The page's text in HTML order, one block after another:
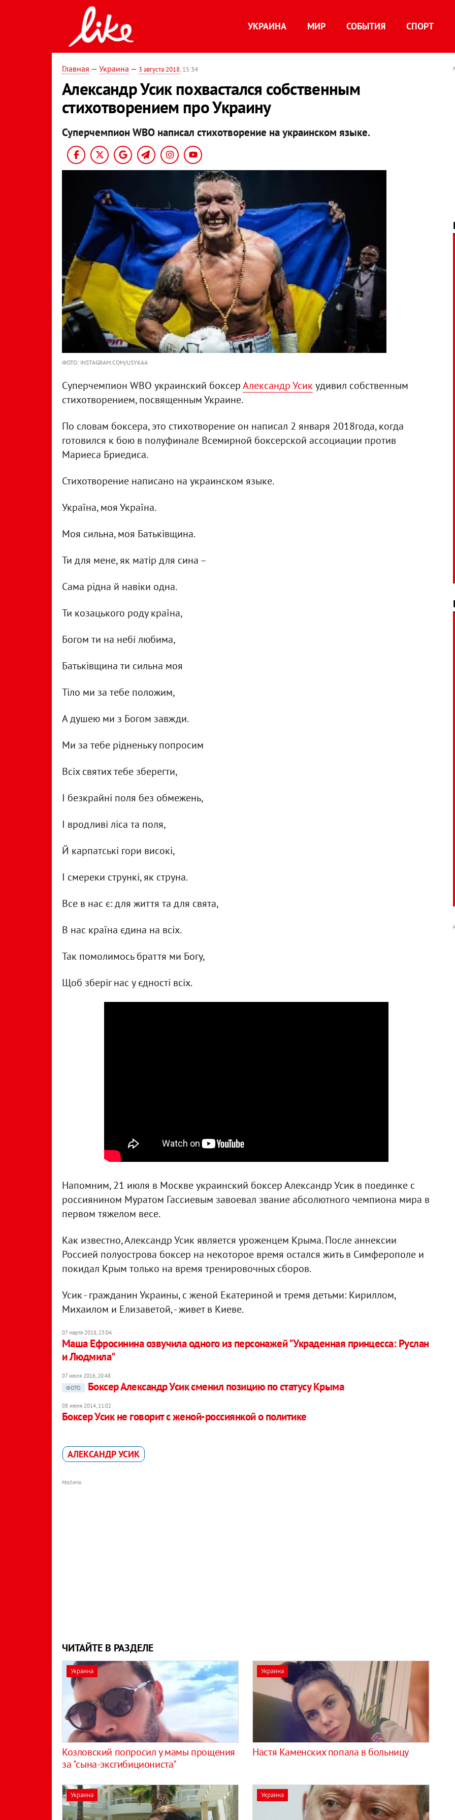
УКРАИНА МИР СОБЫТИЯ СПОРТ
Главная — Украина — 3 августа 2018, 15:34
Александр Усик похвастался собственным
стихотворением про Украину
Суперчемпион WBO написал стихотворение на украинском языке.
ФОТО: INSTAGRAM.COM/USYKAA
Суперчемпион WBO украинский боксерАлександр Усик удивил собственным
стихотворением, посвященным Украине.
По словам боксера, это стихотворение он написал 2 января 2018года, когда
готовился к бою в полуфинале Всемирной боксерской ассоциации против
Мариеса Бриедиса.
Стихотворение написано на украинском языке.
Україна, моя Україна.
Моя сильна, моя Батьківщина.
Ти для мене, як матір для сина –
Сама рідна й навіки одна.
Ти козацького роду країна,
Богом ти на небі любима,
Батьківщина ти сильна моя
Тіло ми за тебе положим,
А душею ми з Богом завжди.
Ми за тебе рідненьку попросим
Всіх святих тебе зберегти,
І безкрайні поля без обмежень,
І вродливі ліса та поля,
Й карпатські гори високі,
І смереки стрункі, як струна.
Все в нас є: для життя та для свята,
В нас країна єдина на всіх.
Так помолимось браття ми Богу,
Щоб зберіг нас у єдності всіх.
Напомним, 21 июля в Москве украинский боксер Александр Усик в поединке с
россиянином Муратом Гассиевым завоевал звание абсолютного чемпиона мира в
первом тяжелом весе.
Как известно, Александр Усик является уроженцем Крыма. После аннексии
Россией полуострова боксер на некоторое время остался жить в Симферополе и
покидал Крым только на время тренировочных сборов.
Усик - гражданин Украины, с женой Екатериной и тремя детьми: Кириллом,
Михаилом и Елизаветой, - живет в Киеве.
07 марта 2018, 23:04
Маша Ефросинина озвучила одного из персонажей "Украденная принцесса: Руслан
и Людмила"
07 июля 2016, 20:48
ФОТО
Боксер Александр Усик сменил позицию по статусу Крыма
08 июня 2014, 11:02
Боксер Усик не говорит с женой-россиянкой о политике
АЛЕКСАНДР УСИК
РЕКЛАМА
ЧИТАЙТЕ В РАЗДЕЛЕ
Украина
Козловский попросил у мамы прощения
за "сына-эксгибициониста"
Украина
Настя Каменских попала в больницу
Украина Украина